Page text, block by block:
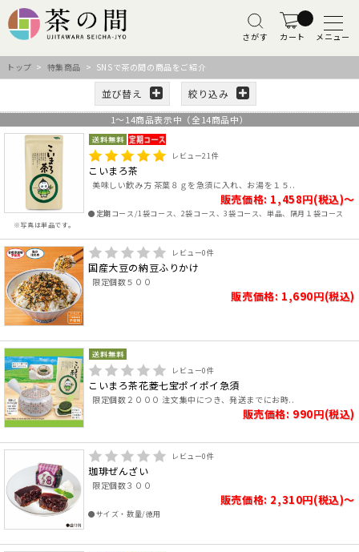
さがす カート メニュー
トップ > 特集商品 > SNSで茶の間の商品をご紹介
並び替え 絞り込み
1～ 14商品表示中（全 14商品中）
※写真は単品です。
レビュー21件
こいまろ茶
美味しい飲み方 茶葉８ｇを急須に入れ、お湯を１５..
販売価格: 1,458円(税込)～
●定期コース/1袋コース、2袋コース、3袋コース、単品、隔月１袋コース
レビュー0件
国産大豆の納豆ふりかけ
限定個数５００
販売価格: 1,690円(税込)
レビュー0件
こいまろ茶花菱七宝ポイポイ急須
限定個数２０００ 注文集中につき、発送までにお時..
販売価格: 990円(税込)
レビュー0件
珈琲ぜんざい
限定個数３００
販売価格: 2,310円(税込)～
●サイズ・数量/徳用